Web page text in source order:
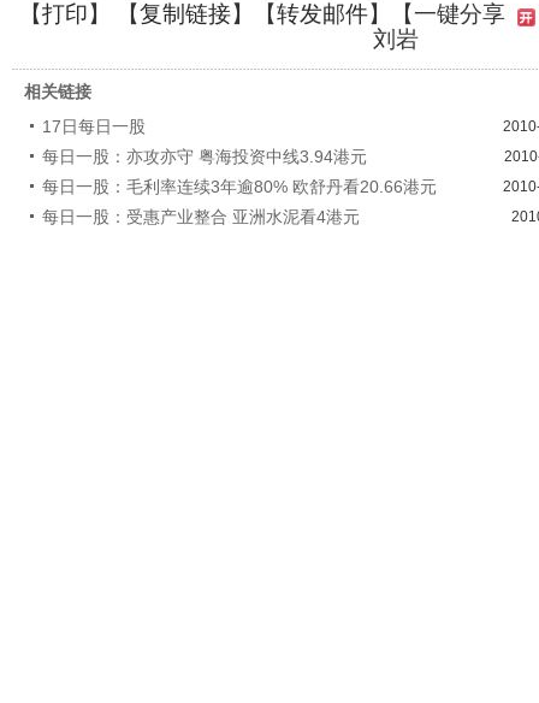
【打印】 【复制链接】【转发邮件】【一键分享
刘岩
相关链接
17日每日一股
每日一股：亦攻亦守 粤海投资中线3.94港元
每日一股：毛利率连续3年逾80% 欧舒丹看20.66港元
每日一股：受惠产业整合 亚洲水泥看4港元